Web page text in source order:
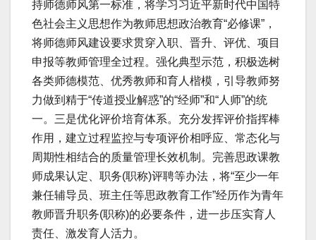
持师德师风第一标准，将学习习近平新时代中国特
色社会主义思想作为教师思想政治教育“必修课”，
将师德师风建设要求贯穿入职、晋升、评优、项目
申报等教师管理全过程。强化典型示范，积极选树
各类师德模范、优秀教师和育人楷模，引导教师努
力做到精于“传道授业解惑”的“经师”和“人师”的统
一。三是优化评价培育体系。充分发挥评价指挥棒
作用，建立过程监控与专项评价相呼应、常态化与
周期性相结合的质量管理长效机制。完善思政课教
师成果认定、职务(职称)评聘等办法，将“至少一年
兼任辅导员、班主任等思政教育工作”经历作为青年
教师晋升职务(职称)的必要条件，进一步压实育人
责任、激发育人活力。